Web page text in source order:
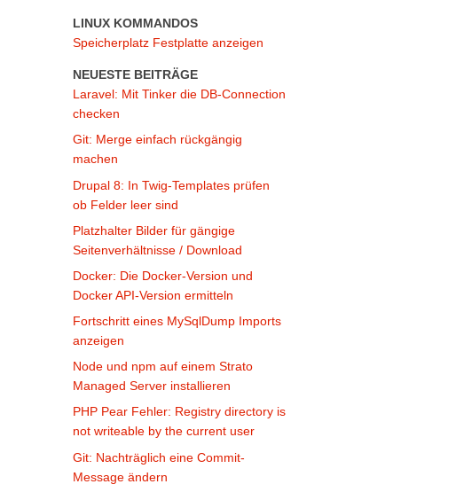
LINUX KOMMANDOS
Speicherplatz Festplatte anzeigen
NEUESTE BEITRÄGE
Laravel: Mit Tinker die DB-Connection
checken
Git: Merge einfach rückgängig
machen
Drupal 8: In Twig-Templates prüfen
ob Felder leer sind
Platzhalter Bilder für gängige
Seitenverhältnisse / Download
Docker: Die Docker-Version und
Docker API-Version ermitteln
Fortschritt eines MySqlDump Imports
anzeigen
Node und npm auf einem Strato
Managed Server installieren
PHP Pear Fehler: Registry directory is
not writeable by the current user
Git: Nachträglich eine Commit-
Message ändern